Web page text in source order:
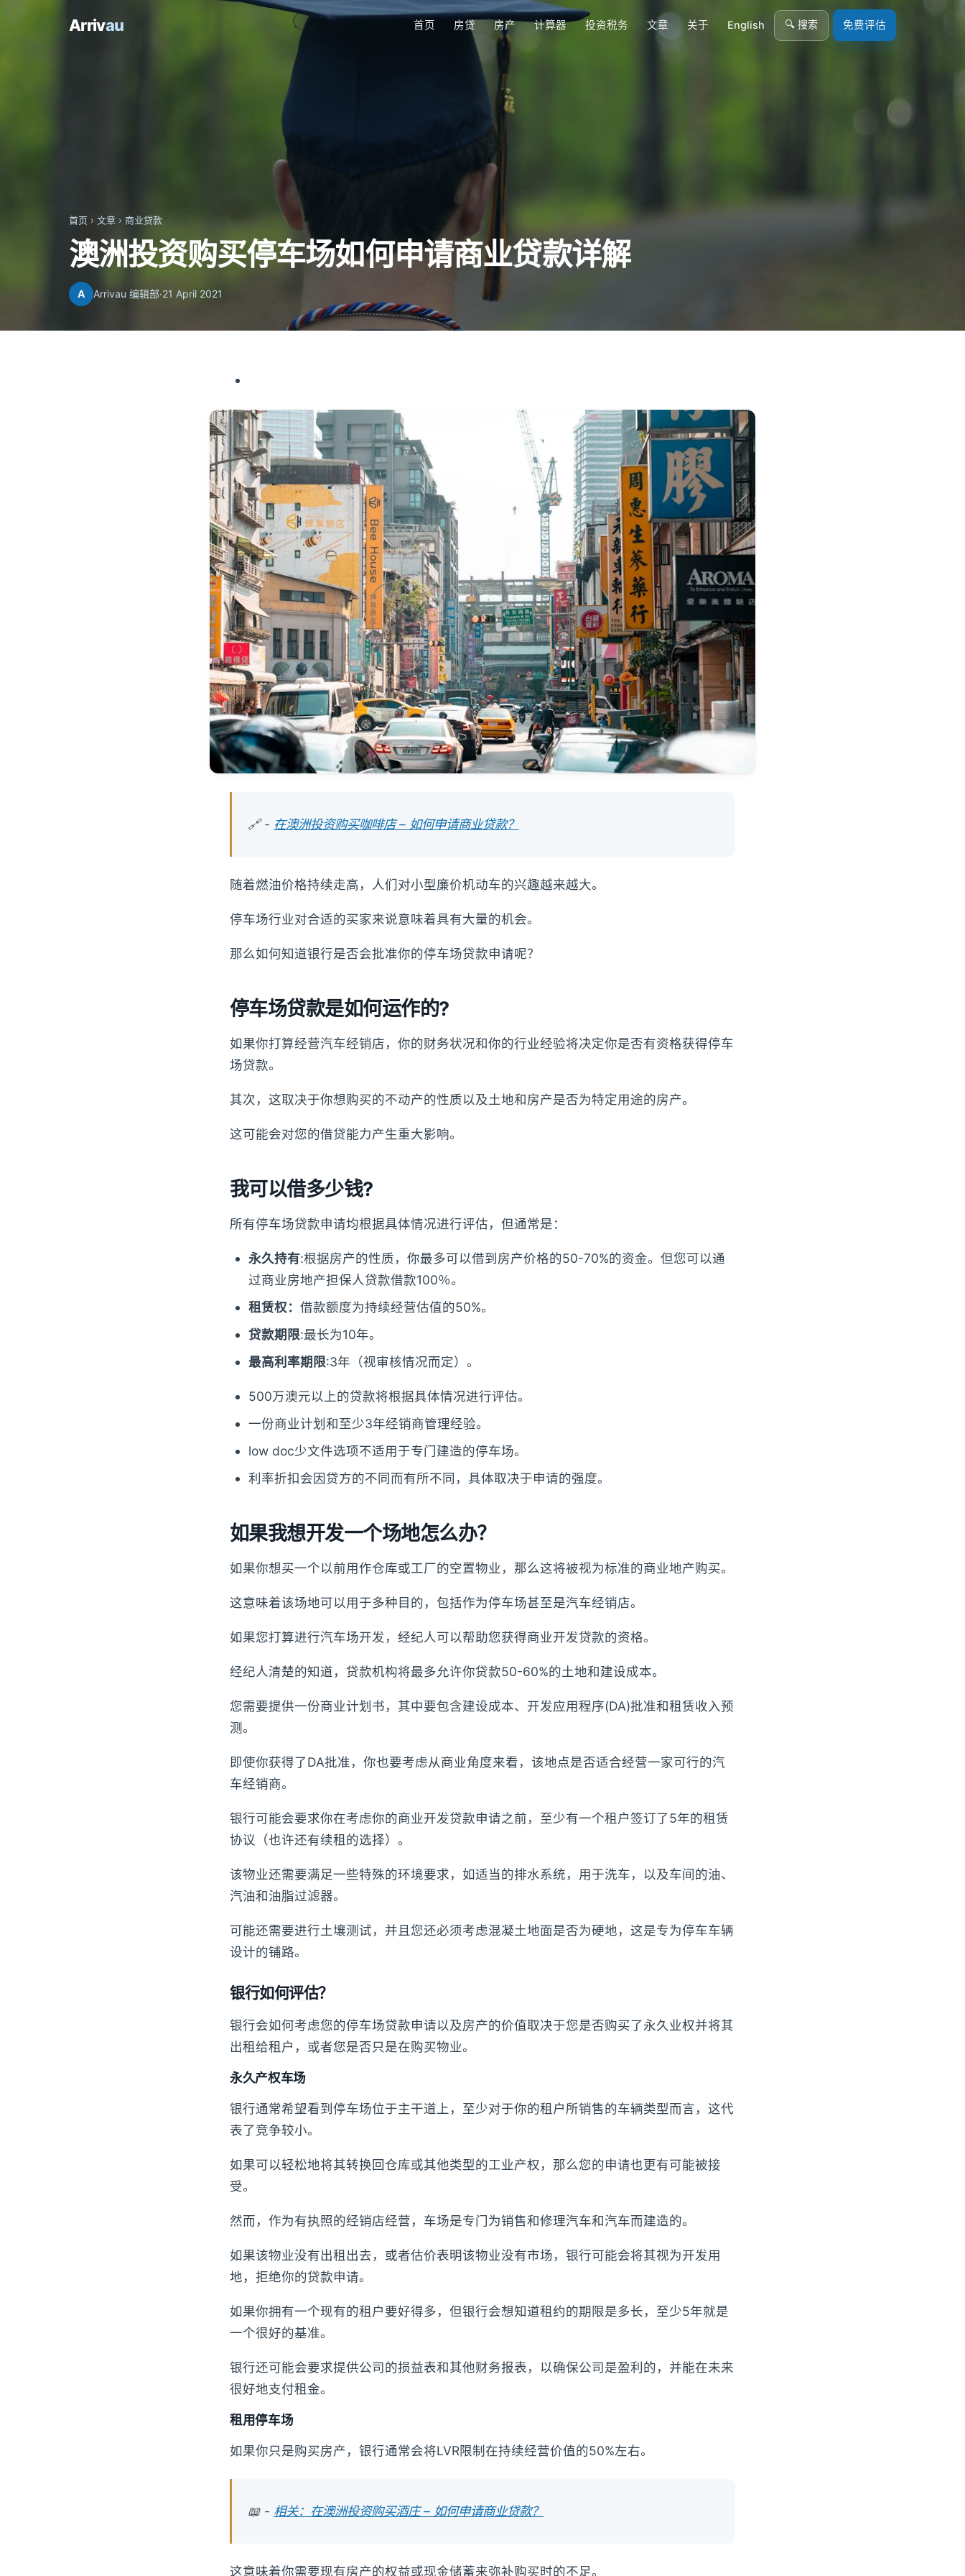
Arrivau 首页 房贷 房产 计算器 投资税务 文章 关于 English 🔍 搜索 免费评估
首页 › 文章 › 商业贷款
澳洲投资购买停车场如何申请商业贷款详解
A Arrivau 编辑部·21 April 2021
🔗 - 在澳洲投资购买咖啡店 – 如何申请商业贷款？
随着燃油价格持续走高，人们对小型廉价机动车的兴趣越来越大。
停车场行业对合适的买家来说意味着具有大量的机会。
那么如何知道银行是否会批准你的停车场贷款申请呢？
停车场贷款是如何运作的?
如果你打算经营汽车经销店，你的财务状况和你的行业经验将决定你是否有资格获得停车
场贷款。
其次，这取决于你想购买的不动产的性质以及土地和房产是否为特定用途的房产。
这可能会对您的借贷能力产生重大影响。
我可以借多少钱?
所有停车场贷款申请均根据具体情况进行评估，但通常是：
永久持有:根据房产的性质，你最多可以借到房产价格的50-70%的资金。但您可以通
过商业房地产担保人贷款借款100％。
租赁权： 借款额度为持续经营估值的50%。
贷款期限:最长为10年。
最高利率期限:3年（视审核情况而定）。
500万澳元以上的贷款将根据具体情况进行评估。
一份商业计划和至少3年经销商管理经验。
low doc少文件选项不适用于专门建造的停车场。
利率折扣会因贷方的不同而有所不同，具体取决于申请的强度。
如果我想开发一个场地怎么办？
如果你想买一个以前用作仓库或工厂的空置物业，那么这将被视为标准的商业地产购买。
这意味着该场地可以用于多种目的，包括作为停车场甚至是汽车经销店。
如果您打算进行汽车场开发，经纪人可以帮助您获得商业开发贷款的资格。
经纪人清楚的知道，贷款机构将最多允许你贷款50-60%的土地和建设成本。
您需要提供一份商业计划书，其中要包含建设成本、开发应用程序(DA)批准和租赁收入预
测。
即使你获得了DA批准，你也要考虑从商业角度来看，该地点是否适合经营一家可行的汽
车经销商。
银行可能会要求你在考虑你的商业开发贷款申请之前，至少有一个租户签订了5年的租赁
协议（也许还有续租的选择）。
该物业还需要满足一些特殊的环境要求，如适当的排水系统，用于洗车，以及车间的油、
汽油和油脂过滤器。
可能还需要进行土壤测试，并且您还必须考虑混凝土地面是否为硬地，这是专为停车车辆
设计的铺路。
银行如何评估？
银行会如何考虑您的停车场贷款申请以及房产的价值取决于您是否购买了永久业权并将其
出租给租户，或者您是否只是在购买物业。
永久产权车场
银行通常希望看到停车场位于主干道上，至少对于你的租户所销售的车辆类型而言，这代
表了竞争较小。
如果可以轻松地将其转换回仓库或其他类型的工业产权，那么您的申请也更有可能被接
受。
然而，作为有执照的经销店经营，车场是专门为销售和修理汽车和汽车而建造的。
如果该物业没有出租出去，或者估价表明该物业没有市场，银行可能会将其视为开发用
地，拒绝你的贷款申请。
如果你拥有一个现有的租户要好得多，但银行会想知道租约的期限是多长，至少5年就是
一个很好的基准。
银行还可能会要求提供公司的损益表和其他财务报表，以确保公司是盈利的，并能在未来
很好地支付租金。
租用停车场
如果你只是购买房产，银行通常会将LVR限制在持续经营价值的50%左右。
📖 - 相关：在澳洲投资购买酒庄 – 如何申请商业贷款？
这意味着你需要现有房产的权益或现金储蓄来弥补购买时的不足。